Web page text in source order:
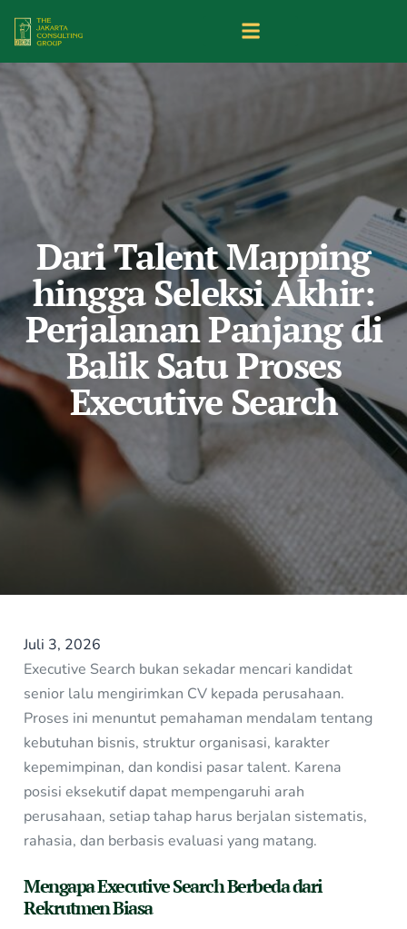
Dari Talent Mapping
hingga Seleksi Akhir:
Perjalanan Panjang di
Balik Satu Proses
Executive Search
Juli 3, 2026
Executive Search bukan sekadar mencari kandidat
senior lalu mengirimkan CV kepada perusahaan.
Proses ini menuntut pemahaman mendalam tentang
kebutuhan bisnis, struktur organisasi, karakter
kepemimpinan, dan kondisi pasar talent. Karena
posisi eksekutif dapat mempengaruhi arah
perusahaan, setiap tahap harus berjalan sistematis,
rahasia, dan berbasis evaluasi yang matang.
Mengapa Executive Search Berbeda dari
Rekrutmen Biasa